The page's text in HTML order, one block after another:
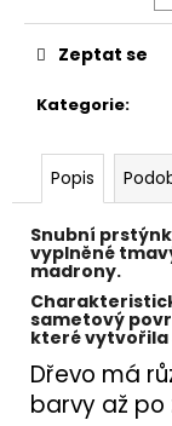
Kategorie:
Zeptat se
Popis
Snubní
vyplněné
madrony.
sametový
které
Dřevo má
barvy až po
e
m